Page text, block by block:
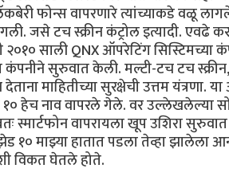
फोन्स वापरणारे त्यांच्याकडे वळू
टच स्क्रीन कंट्रोल इत्यादी. एवढे
२०१० साली QNX ऑपरेटिंग
कंपनीने सुरुवात केली. मल्टी-टच टच
माहितीच्या सुरक्षेची उत्तम यंत्रणा.
१० हेच नाव वापरले गेले. वर उल्लेखलेल्या
स्मार्टफोन वापरायला खूप उशिरा
१० माझ्या हातात पडला तेव्हा झालेला
विकत घेतले होते.